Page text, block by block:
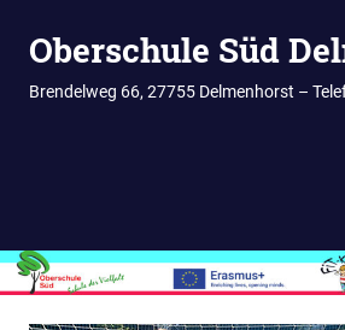
InhaltOberschule Süd
Brendelweg 66, 27755 Delmenhorst –